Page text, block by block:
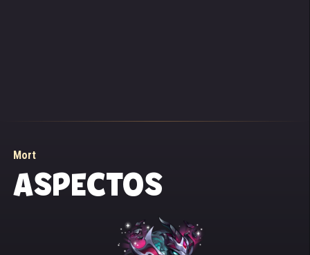
Mort
ASPECTOS